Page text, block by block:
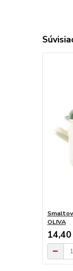
OLIVA
14,40